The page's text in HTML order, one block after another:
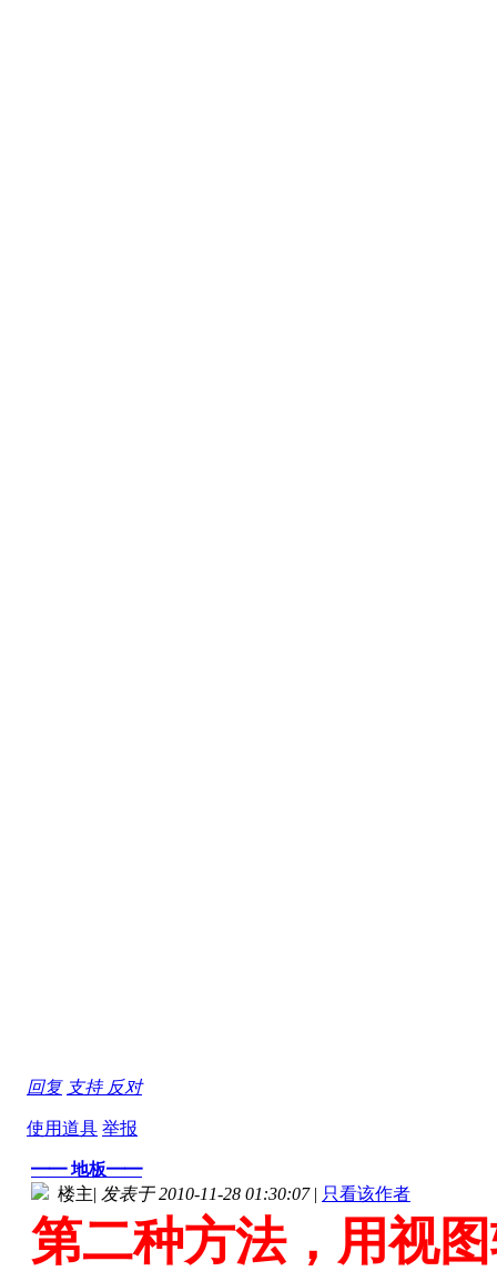
回复 支持 反对
使用道具 举报
━━ 地板━━
楼主| 发表于 2010-11-28 01:30:07 | 只看该作者
第二种方法，用视